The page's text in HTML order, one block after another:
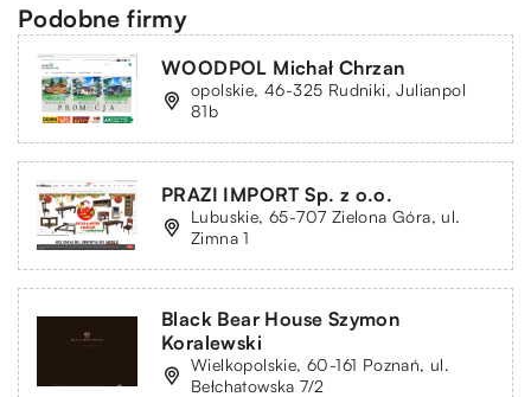
Podobne firmy
WOODPOL Michał Chrzan
opolskie, 46-325 Rudniki, Julianpol
81b
PRAZI IMPORT Sp. z o.o.
Lubuskie, 65-707 Zielona Góra, ul.
Zimna 1
Black Bear House Szymon
Koralewski
Wielkopolskie, 60-161 Poznań, ul.
Bełchatowska 7/2